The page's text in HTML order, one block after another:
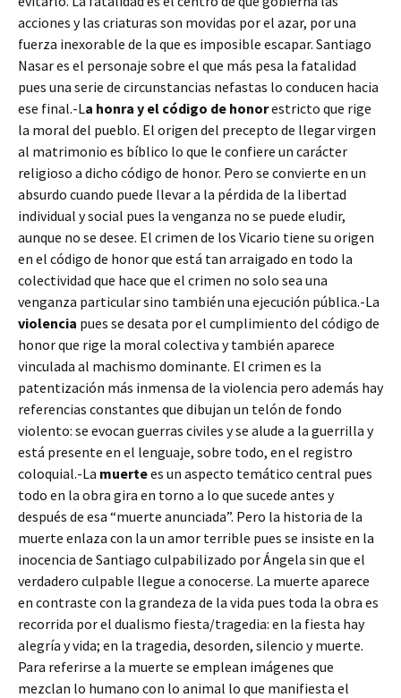
acciones y las criaturas son movidas por el azar, por una
fuerza inexorable de la que es imposible escapar. Santiago
Nasar es el personaje sobre el que más pesa la fatalidad
pues una serie de circunstancias nefastas lo conducen hacia
ese final.-La honra y el código de honorestricto que rige
la moral del pueblo. El origen del precepto de llegar virgen
al matrimonio es bíblico lo que le confiere un carácter
religioso a dicho código de honor. Pero se convierte en un
absurdo cuando puede llevar a la pérdida de la libertad
individual y social pues la venganza no se puede eludir,
aunque no se desee. El crimen de los Vicario tiene su origen
en el código de honor que está tan arraigado en todo la
colectividad que hace que el crimen no solo sea una
venganza particular sino también una ejecución pública.-La
violencia pues se desata por el cumplimiento del código de
honor que rige la moral colectiva y también aparece
vinculada al machismo dominante. El crimen es la
patentización más inmensa de la violencia pero además hay
referencias constantes que dibujan un telón de fondo
violento: se evocan guerras civiles y se alude a la guerrilla y
está presente en el lenguaje, sobre todo, en el registro
coloquial.-La muertees un aspecto temático central pues
todo en la obra gira en torno a lo que sucede antes y
después de esa “muerte anunciada”. Pero la historia de la
muerte enlaza con la un amor terrible pues se insiste en la
inocencia de Santiago culpabilizado por Ángela sin que el
verdadero culpable llegue a conocerse. La muerte aparece
en contraste con la grandeza de la vida pues toda la obra es
recorrida por el dualismo fiesta/tragedia: en la fiesta hay
alegría y vida; en la tragedia, desorden, silencio y muerte.
Para referirse a la muerte se emplean imágenes que
mezclan lo humano con lo animal lo que manifiesta el